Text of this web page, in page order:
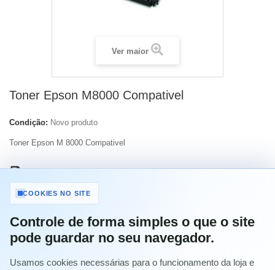
Ver maior
Toner Epson M8000 Compativel
Condição: Novo produto
Toner Epson M 8000 Compativel
57,69 €com IVA
Quantidade
COOKIES NO SITE
Controle de forma simples o que o site
pode guardar no seu navegador.
Usamos cookies necessárias para o funcionamento da loja e